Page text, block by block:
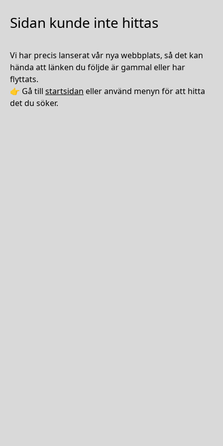
Sidan kunde inte hittas
Vi har precis lanserat vår nya webbplats, så det kan
hända att länken du följde är gammal eller har
flyttats.
👉 Gå till startsidan eller använd menyn för att hitta
det du söker.